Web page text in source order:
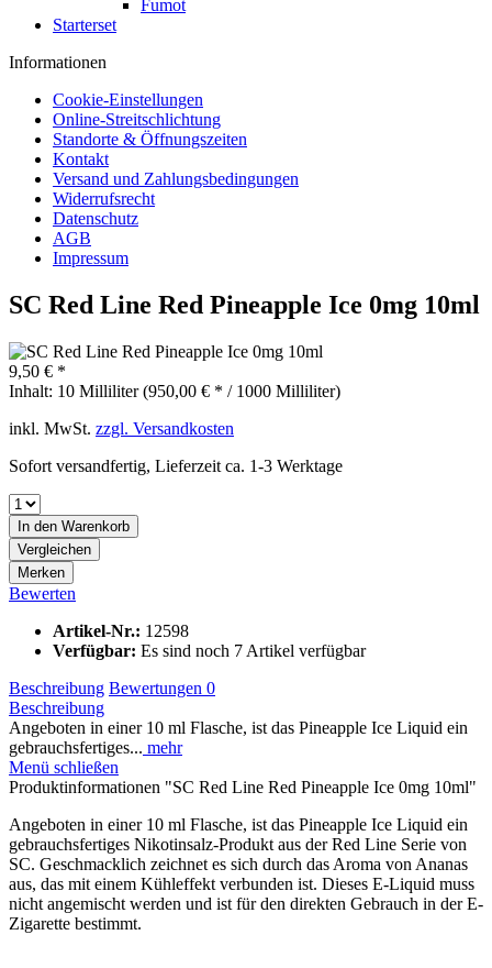
Fumot
Starterset
Informationen
Cookie-Einstellungen
Online-Streitschlichtung
Standorte & Öffnungszeiten
Kontakt
Versand und Zahlungsbedingungen
Widerrufsrecht
Datenschutz
AGB
Impressum
SC Red Line Red Pineapple Ice 0mg 10ml
9,50 € *
Inhalt: 10 Milliliter (950,00 € * / 1000 Milliliter)
inkl. MwSt. zzgl. Versandkosten
Sofort versandfertig, Lieferzeit ca. 1-3 Werktage
In den Warenkorb
Vergleichen
Merken
Bewerten
Artikel-Nr.: 12598
Verfügbar: Es sind noch 7 Artikel verfügbar
Beschreibung Bewertungen 0
Beschreibung
Angeboten in einer 10 ml Flasche, ist das Pineapple Ice Liquid ein
gebrauchsfertiges... mehr
Menü schließen
Produktinformationen "SC Red Line Red Pineapple Ice 0mg 10ml"
Angeboten in einer 10 ml Flasche, ist das Pineapple Ice Liquid ein
gebrauchsfertiges Nikotinsalz-Produkt aus der Red Line Serie von
SC. Geschmacklich zeichnet es sich durch das Aroma von Ananas
aus, das mit einem Kühleffekt verbunden ist. Dieses E-Liquid muss
nicht angemischt werden und ist für den direkten Gebrauch in der E-
Zigarette bestimmt.